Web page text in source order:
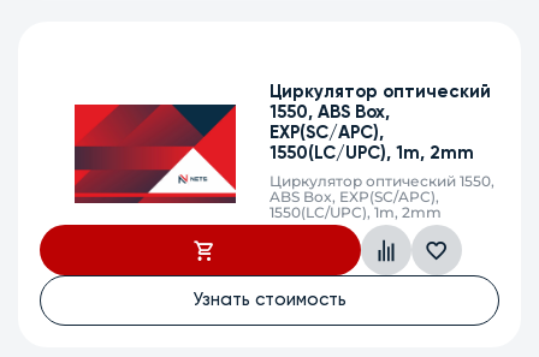
Циркулятор оптический
1550, ABS Box,
EXP(SC/APC),
1550(LC/UPC), 1m, 2mm
Циркулятор оптический 1550,
ABS Box, EXP(SC/APC),
1550(LC/UPC), 1m, 2mm
Узнать стоимость